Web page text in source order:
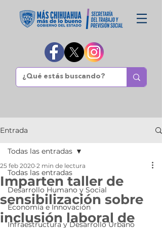
Entrada
Todas las entradas
Desarrollo Humano y Social
Economía e Innovación
Infraestructura y Desarrollo Urbano
Todas las entradas
Imparten taller de
sensibilización sobre
inclusión laboral de
25 feb 2020 2 min de lectura